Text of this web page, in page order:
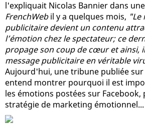
l'expliquait Nicolas Bannier dans
FrenchWebil y a quelques mois, "Le
publicitaire devient un contenu
l’émotion chez le spectateur; ce
propage son coup de cœur et ainsi,
message publicitaire en véritable
Aujourd'hui, une tribune publiée sur
entend montrer pourquoi il est
les émotions postées sur
stratégie de marketing émotionnel...